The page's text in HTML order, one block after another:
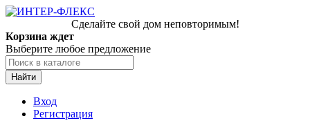
Сделайте свой дом неповторимым!
Корзина ждет
Выберите любое предложение
Найти
Вход
Регистрация